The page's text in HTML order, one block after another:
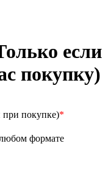
если
покупку)
покупке)*
формате